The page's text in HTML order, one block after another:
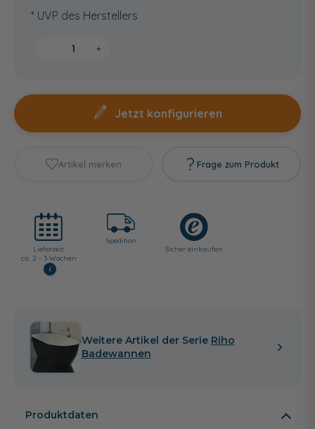
* UVP des Herstellers
+
Jetzt konfigurieren
Artikel merken Frage zum Produkt
Lieferzeit:
ca. 2 - 3 Wochen
i
Spedition
Sicher einkaufen
Weitere Artikel der Serie Riho
Badewannen
Produktdaten